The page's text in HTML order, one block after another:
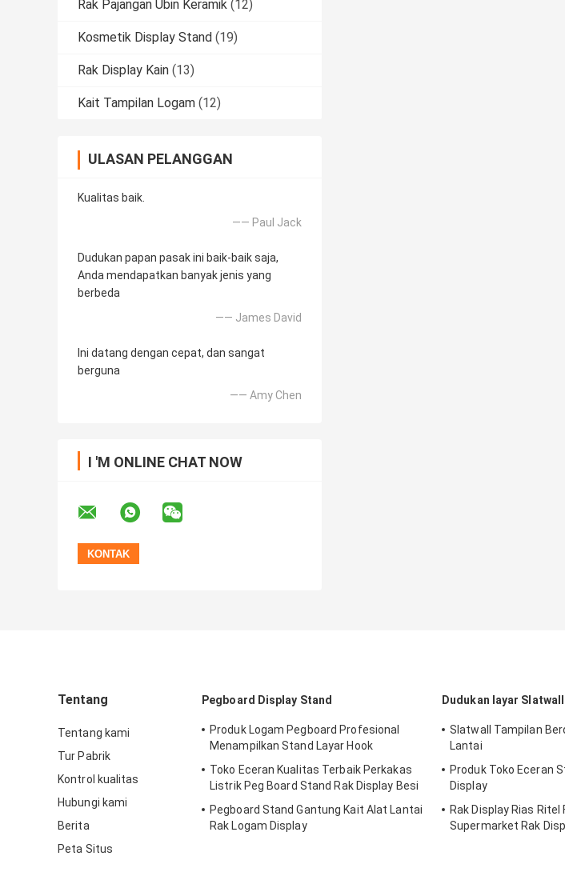
Rak Pajangan Ubin Keramik (12)
Kosmetik Display Stand (19)
Rak Display Kain (13)
Kait Tampilan Logam (12)
ULASAN PELANGGAN
Kualitas baik.
—— Paul Jack
Dudukan papan pasak ini baik-baik saja,
Anda mendapatkan banyak jenis yang
berbeda
—— James David
Ini datang dengan cepat, dan sangat
berguna
—— Amy Chen
I 'M ONLINE CHAT NOW
Tentang
Tentang kami
Tur Pabrik
Kontrol kualitas
Hubungi kami
Berita
Peta Situs
Pegboard Display Stand
Produk Logam Pegboard Profesional
Menampilkan Stand Layar Hook
Toko Eceran Kualitas Terbaik Perkakas
Listrik Peg Board Stand Rak Display Besi
Pegboard Stand Gantung Kait Alat Lantai
Rak Logam Display
Dudukan layar Slatwall
Slatwall Tampilan
Lantai
Produk Toko Eceran
Display
Rak Display Rias Ritel
Supermarket Rak